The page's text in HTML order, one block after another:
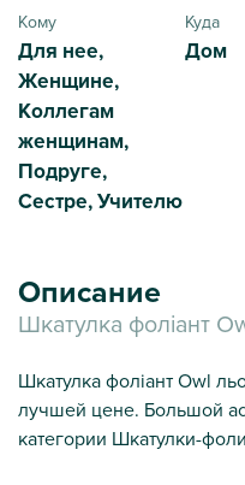
Кому
Для нее,
Женщине,
Коллегам
женщинам,
Подруге,
Сестре, Учителю
Куда
Дом
Описание
Шкатулка фоліант
Шкатулка фоліант Owl
лучшей цене. Большой
категории Шкатулки-